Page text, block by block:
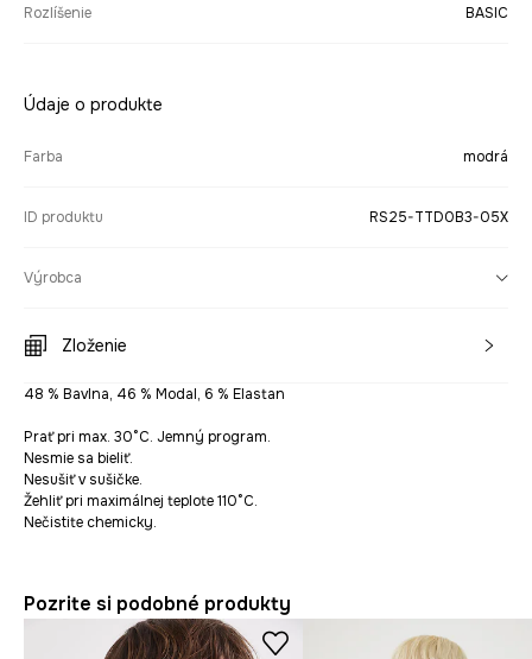
Rozlíšenie BASIC
Údaje o produkte
Farba modrá
ID produktu RS25-TTD0B3-05X
Výrobca
Zloženie
48 % Bavlna, 46 % Modal, 6 % Elastan
Prať pri max. 30°C. Jemný program.
Nesmie sa bieliť.
Nesušiť v sušičke.
Žehliť pri maximálnej teplote 110°C.
Nečistite chemicky.
Pozrite si podobné produkty